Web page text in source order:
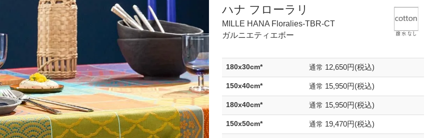
ハナ フローラリ
MILLE HANA Floralies-TBR-CT
ガルニエティエボー
180x30cm* 通常 12,650円(税込)
150x40cm* 通常 15,950円(税込)
180x40cm* 通常 15,950円(税込)
150x50cm* 通常 19,470円(税込)